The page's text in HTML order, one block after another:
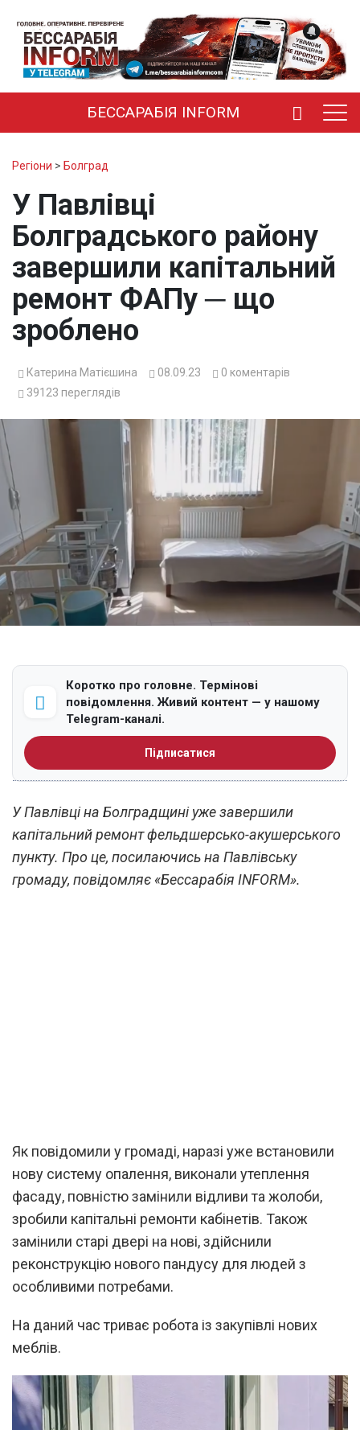
БЕССАРАБІЯ INFORM
Регіони > Болград
У Павлівці
Болградського району
завершили капітальний
ремонт ФАПу ─ що
зроблено
Катерина Матієшина 08.09.23 0 коментарів
39123 переглядів
Коротко про головне. Термінові
повідомлення. Живий контент — у нашому
Telegram-каналі.
Підписатися
У Павлівці на Болградщині уже завершили
капітальний ремонт фельдшерсько-акушерського
пункту. Про це, посилаючись на Павлівську
громаду, повідомляє «Бессарабія INFORM».
Як повідомили у громаді, наразі уже встановили
нову систему опалення, виконали утеплення
фасаду, повністю замінили відливи та жолоби,
зробили капітальні ремонти кабінетів. Також
замінили старі двері на нові, здійснили
реконструкцію нового пандусу для людей з
особливими потребами.
На даний час триває робота із закупівлі нових
меблів.